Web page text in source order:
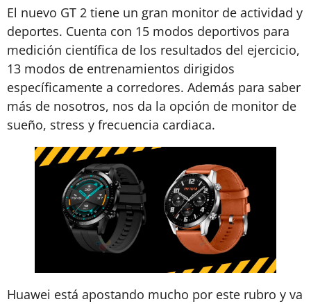
El nuevo GT 2 tiene un gran monitor de actividad y
deportes. Cuenta con 15 modos deportivos para
medición científica de los resultados del ejercicio,
13 modos de entrenamientos dirigidos
específicamente a corredores. Además para saber
más de nosotros, nos da la opción de monitor de
sueño, stress y frecuencia cardiaca.
Huawei está apostando mucho por este rubro y va